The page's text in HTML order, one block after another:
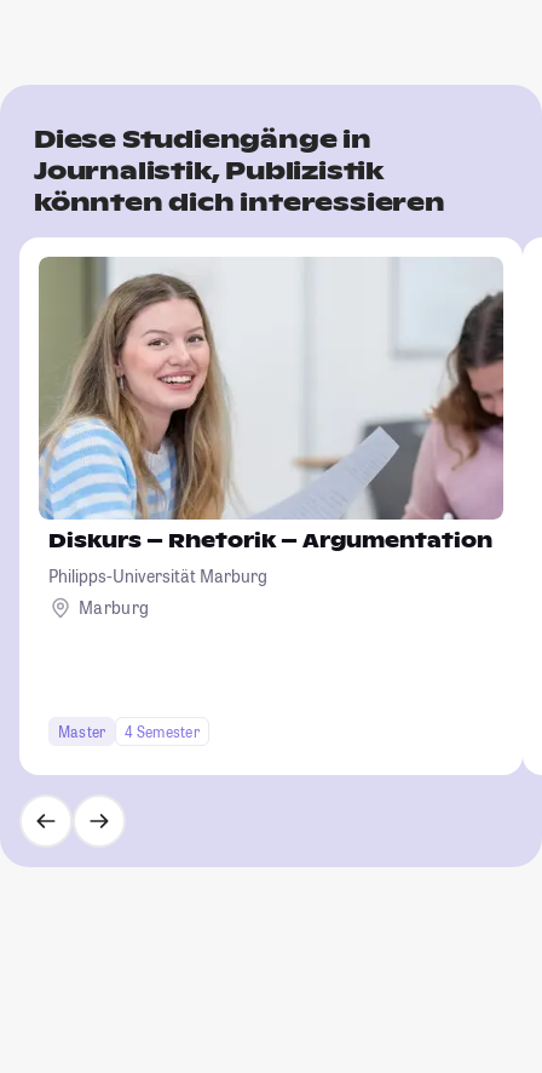
Diese Studiengänge in
Journalistik, Publizistik
könnten dich interessieren
Diskurs – Rhetorik – Argumentation
Philipps-Universität Marburg
Marburg
Master 4 Semester